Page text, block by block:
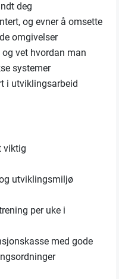
deg
og evner å omsette
omgivelser
vet hvordan man
systemer
i utviklingsarbeid
viktig
utviklingsmiljø
per uke i
med gode